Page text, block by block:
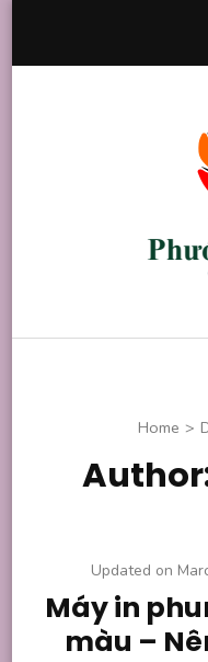
Home >
Updated on
Máy in
màu –